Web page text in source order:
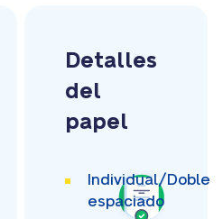
Detalles
del
papel
Individual/Doble
espaciado